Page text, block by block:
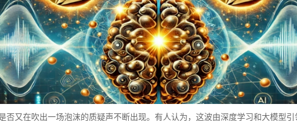
否又在吹出一场泡沫的质疑声不断出现。有人认为，这波由深度学习和大模型引